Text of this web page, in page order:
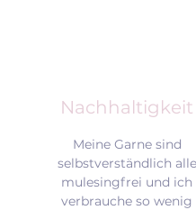
Nachhaltigkeit
Meine Garne sind
selbstverständlich alle
mulesingfrei und ich
verbrauche so wenig